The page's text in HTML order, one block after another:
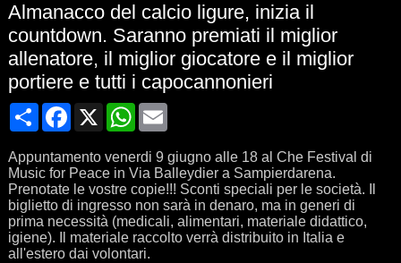
Almanacco del calcio ligure, inizia il
countdown. Saranno premiati il miglior
allenatore, il miglior giocatore e il miglior
portiere e tutti i capocannonieri
CondividiFacebook
X WhatsApp
Email
Appuntamento venerdi 9 giugno alle 18 al Che Festival di
Music for Peace in Via Balleydier a Sampierdarena.
Prenotate le vostre copie!!! Sconti speciali per le società. Il
biglietto di ingresso non sarà in denaro, ma in generi di
prima necessità (medicali, alimentari, materiale didattico,
igiene). Il materiale raccolto verrà distribuito in Italia e
all'estero dai volontari.